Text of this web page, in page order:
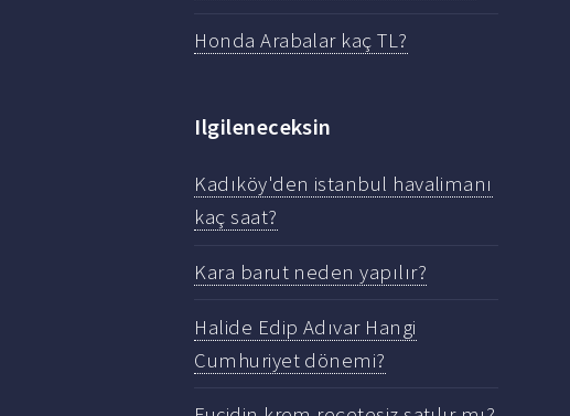
Honda Arabalar kaç TL?
Ilgileneceksin
Kadıköy'den istanbul havalimanı
kaç saat?
Kara barut neden yapılır?
Halide Edip Adıvar Hangi
Cumhuriyet dönemi?